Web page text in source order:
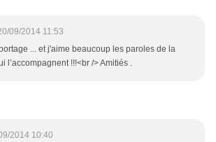
09/2014 11:53
... et j'aime beaucoup les paroles de la
l’accompagnent !!!<br /> Amitiés .
2014 10:40